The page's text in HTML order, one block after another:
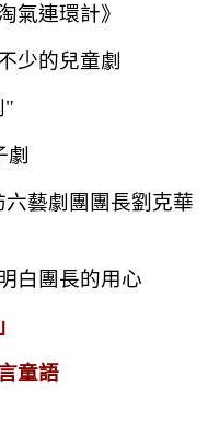
氣連環計》
少的兒童劇
"
藝劇團團長劉克華
白團長的用心
」
童語